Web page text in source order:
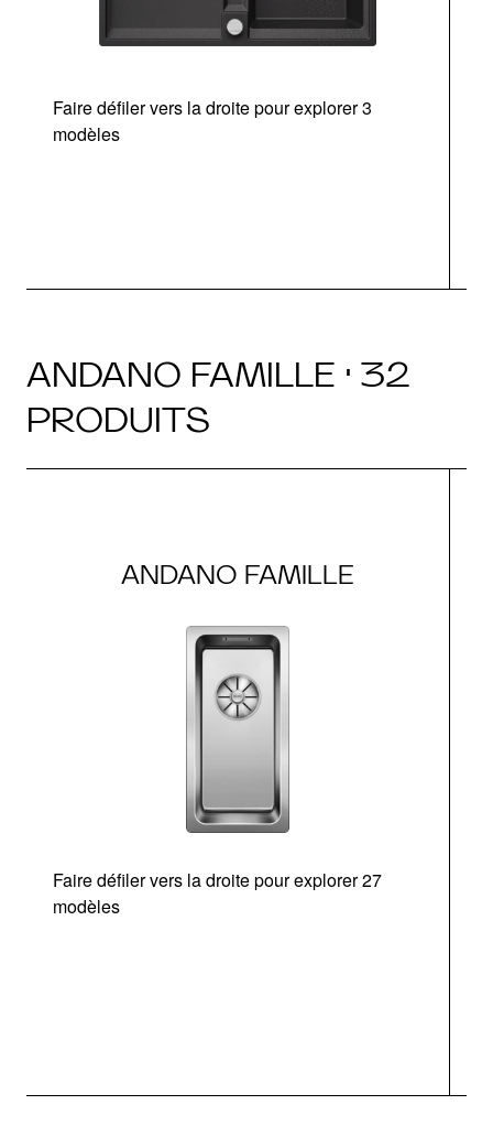
Faire défiler vers la droite pour explorer 3
modèles
ANDANO FAMILLE · 32
PRODUITS
ANDANO FAMILLE
Faire défiler vers la droite pour explorer 27
modèles